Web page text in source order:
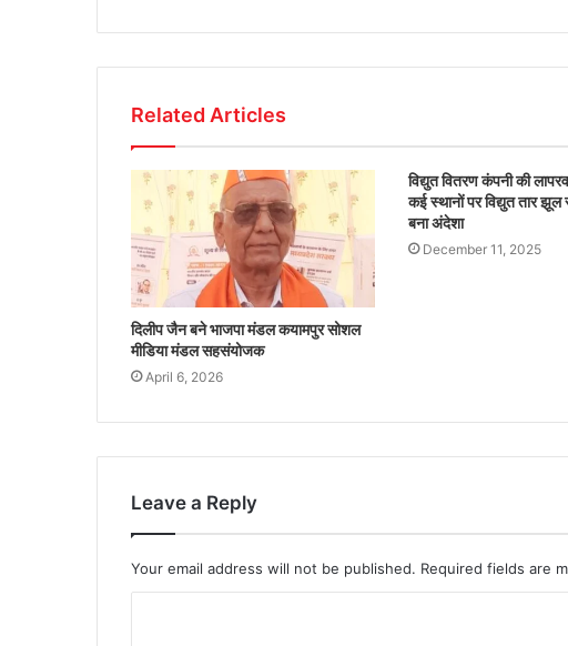
Related Articles
दिलीप जैन बने भाजपा मंडल कयामपुर सोशल
मीडिया मंडल सहसंयोजक
April 6, 2026
विद्युत वितरण कंपनी की
कई स्थानों पर विद्युत तार झूल
बना अंदेशा
December 11, 2025
Leave a Reply
Your email address will not be published. Required fields are